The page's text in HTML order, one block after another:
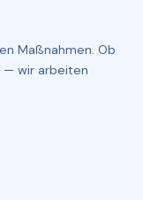
Maßnahmen. Ob
— wir arbeiten